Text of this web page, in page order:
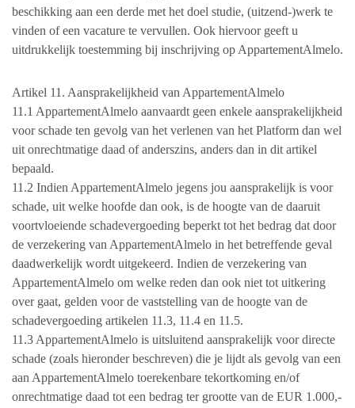
beschikking aan een derde met het doel studie, (uitzend-)werk te
vinden of een vacature te vervullen. Ook hiervoor geeft u
uitdrukkelijk toestemming bij inschrijving op AppartementAlmelo.
Artikel 11. Aansprakelijkheid van AppartementAlmelo
11.1 AppartementAlmelo aanvaardt geen enkele aansprakelijkheid
voor schade ten gevolg van het verlenen van het Platform dan wel
uit onrechtmatige daad of anderszins, anders dan in dit artikel
bepaald.
11.2 Indien AppartementAlmelo jegens jou aansprakelijk is voor
schade, uit welke hoofde dan ook, is de hoogte van de daaruit
voortvloeiende schadevergoeding beperkt tot het bedrag dat door
de verzekering van AppartementAlmelo in het betreffende geval
daadwerkelijk wordt uitgekeerd. Indien de verzekering van
AppartementAlmelo om welke reden dan ook niet tot uitkering
over gaat, gelden voor de vaststelling van de hoogte van de
schadevergoeding artikelen 11.3, 11.4 en 11.5.
11.3 AppartementAlmelo is uitsluitend aansprakelijk voor directe
schade (zoals hieronder beschreven) die je lijdt als gevolg van een
aan AppartementAlmelo toerekenbare tekortkoming en/of
onrechtmatige daad tot een bedrag ter grootte van de EUR 1.000,-